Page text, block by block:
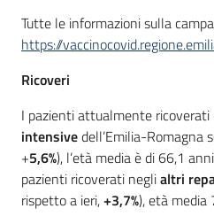
Tutte le informazioni sulla
https://
Ricoveri
I pazienti attualmente
intensivedell’Emilia-Romagna
+5,6%), l’età media è di 66,1
pazienti ricoverati neglialtri
rispetto a ieri,+3,7%), età media